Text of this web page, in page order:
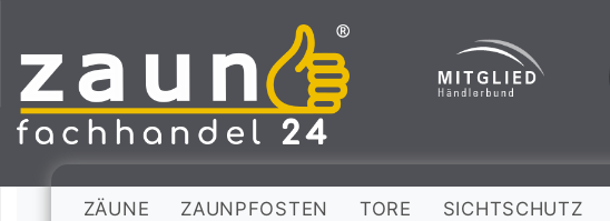
ZÄUNE ZAUNPFOSTEN TORE SICHTSCHUTZ